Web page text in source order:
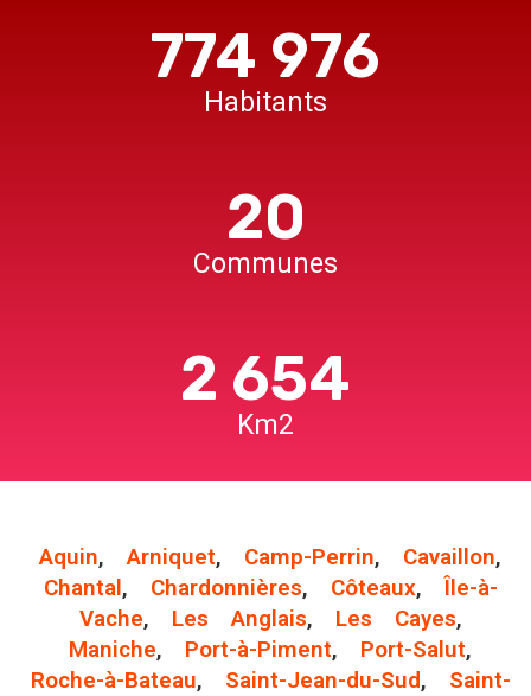
774 976
Habitants
20
Communes
2 654
Km2
Aquin,Arniquet, Camp-Perrin, Cavaillon,
Chantal, Chardonnières, Côteaux,Île-à-
Vache, Les Anglais, Les Cayes,
Maniche, Port-à-Piment, Port-Salut,
Roche-à-Bateau, Saint-Jean-du-Sud, Saint-